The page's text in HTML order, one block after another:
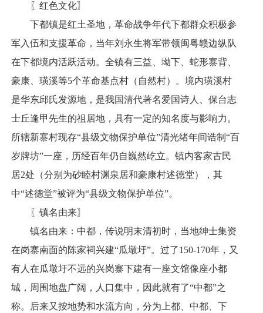
〖红色文化〗
下都镇是红土圣地，革命战争年代下都群众积极参
军入伍和支援革命，当年刘永生将军带领闽粤赣边纵队
在下都境内活跃活动。全镇有三益、坳下、蛇形寨背、
豪康、璜溪等5个革命基点村（自然村）。境内璜溪村
是华东邱氏发源地，是我国清代著名爱国诗人、保台志
士丘逢甲先生的祖居地，具有一定的知名度与影响力。
所辖新寨村现存“县级文物保护单位”清光绪年间诰制“百
岁牌坊”一座，历经百年仍自巍然屹立。镇内客家古民
居2处（分别为砂睦村渊泉居和豪康村述德堂），其
中“述德堂”被评为“县级文物保护单位”。
〖镇名由来〗
镇名由来：中都，传说明末清初时，当地绅士集资
在岗寨南面的陈家祠兴建“瓜墩圩”。过了150-170年，又
有人在瓜墩圩不远的兴岗寨下建有一座文馆像座小都
城，周围地盘广阔，人口集中，因此就有了“中都”之
称。后来又按地势和水流方向，分为上都、中都、下